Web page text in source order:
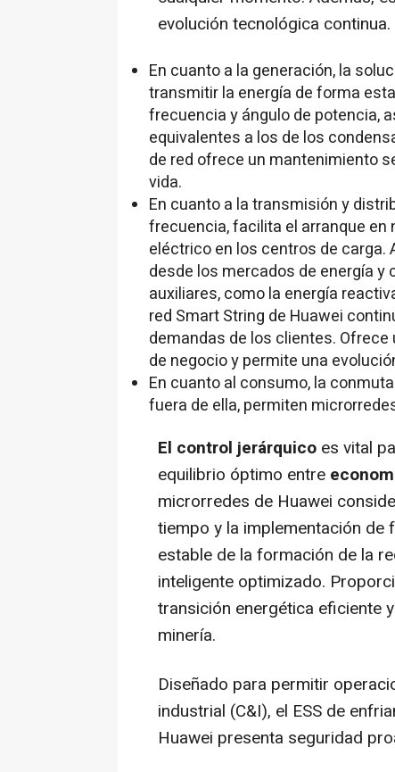
evolución tecnológica continua.
En cuanto a la generación, la
transmitir la energía de forma
frecuencia y ángulo de potencia,
equivalentes a los de los
de red ofrece un mantenimiento
vida.
En cuanto a la transmisión y
frecuencia, facilita el arranque
eléctrico en los centros de carga.
desde los mercados de energía
auxiliares, como la energía
red Smart String de Huawei
demandas de los clientes.
de negocio y permite una
En cuanto al consumo, la
fuera de ella, permiten
El control jerárquico es vital
equilibrio óptimo entre
microrredes de Huawei
tiempo y la implementación de
estable de la formación de la
inteligente optimizado.
transición energética eficiente
minería.
Diseñado para permitir
industrial (C&I), el ESS de
Huawei presenta seguridad